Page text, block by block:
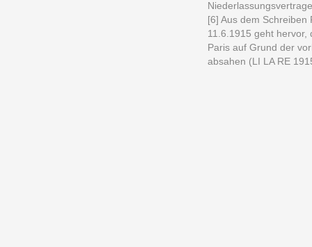
[6] Aus dem
11.6.1915 geht hervor,
Paris auf Grund der
absahen (LI LA RE